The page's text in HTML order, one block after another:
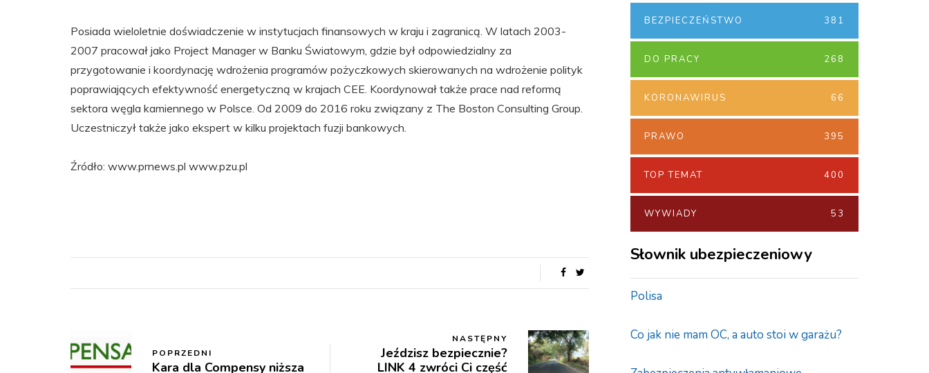
Posiada wieloletnie doświadczenie w instytucjach finansowych w kraju i zagranicą. W latach 2003-
2007 pracował jako Project Manager w Banku Światowym, gdzie był odpowiedzialny za
przygotowanie i koordynację wdrożenia programów pożyczkowych skierowanych na wdrożenie polityk
poprawiających efektywność energetyczną w krajach CEE. Koordynował także prace nad reformą
sektora węgla kamiennego w Polsce. Od 2009 do 2016 roku związany z The Boston Consulting Group.
Uczestniczył także jako ekspert w kilku projektach fuzji bankowych.
Źródło: www.prnews.pl www.pzu.pl
POPRZEDNI
Kara dla Compensy niższa
NASTĘPNY
Jeździsz bezpiecznie?
LINK 4 zwróci Ci część
BEZPIECZEŃSTWO 381
DO PRACY 268
KORONAWIRUS 66
PRAWO 395
TOP TEMAT 400
WYWIADY 53
Słownik ubezpieczeniowy
Polisa
Co jak nie mam OC, a auto stoi w garażu?